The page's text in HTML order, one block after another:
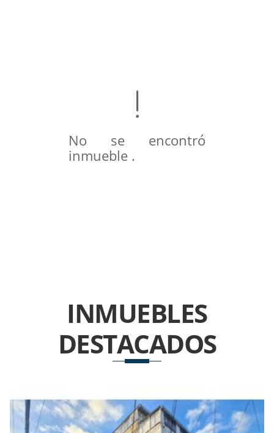
No se encontró
inmueble .
INMUEBLES
DESTACADOS